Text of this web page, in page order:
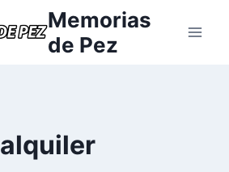
Memorias
de Pez
alquiler